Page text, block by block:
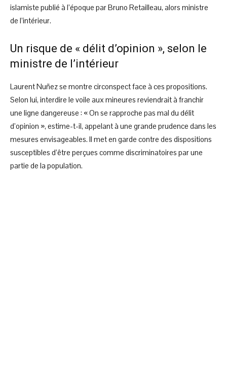
islamiste publié à l’époque par Bruno Retailleau, alors ministre
de l’intérieur.
Un risque de « délit d’opinion », selon le
ministre de l’intérieur
Laurent Nuñez se montre circonspect face à ces propositions.
Selon lui, interdire le voile aux mineures reviendrait à franchir
une ligne dangereuse : « On se rapproche pas mal du délit
d’opinion », estime-t-il, appelant à une grande prudence dans les
mesures envisageables. Il met en garde contre des dispositions
susceptibles d’être perçues comme discriminatoires par une
partie de la population.